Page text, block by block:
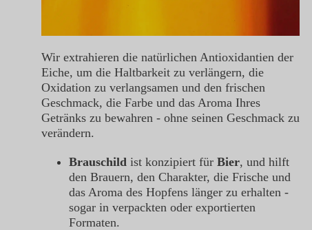
Wir extrahieren die natürlichen Antioxidantien der
Eiche, um die Haltbarkeit zu verlängern, die
Oxidation zu verlangsamen und den frischen
Geschmack, die Farbe und das Aroma Ihres
Getränks zu bewahren - ohne seinen Geschmack zu
verändern.
Brauschild ist konzipiert für Bier, und hilft
den Brauern, den Charakter, die Frische und
das Aroma des Hopfens länger zu erhalten -
sogar in verpackten oder exportierten
Formaten.